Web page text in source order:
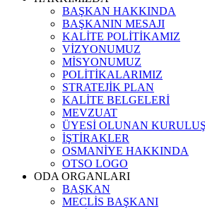
BAŞKAN HAKKINDA
BAŞKANIN MESAJI
KALİTE POLİTİKAMIZ
VİZYONUMUZ
MİSYONUMUZ
POLİTİKALARIMIZ
STRATEJİK PLAN
KALİTE BELGELERİ
MEVZUAT
ÜYESİ OLUNAN
İŞTİRAKLER
OSMANİYE HAKKINDA
OTSO LOGO
ODA ORGANLARI
BAŞKAN
MECLİS BAŞKANI